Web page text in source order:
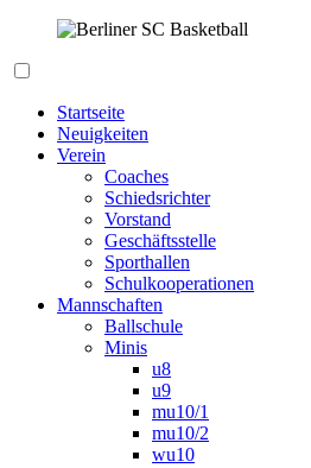
springen
Startseite
Neuigkeiten
Verein
Coaches
Schiedsrichter
Vorstand
Geschäftsstelle
Sporthallen
Schulkooperationen
Mannschaften
Ballschule
Minis
u8
u9
mu10/1
mu10/2
wu10